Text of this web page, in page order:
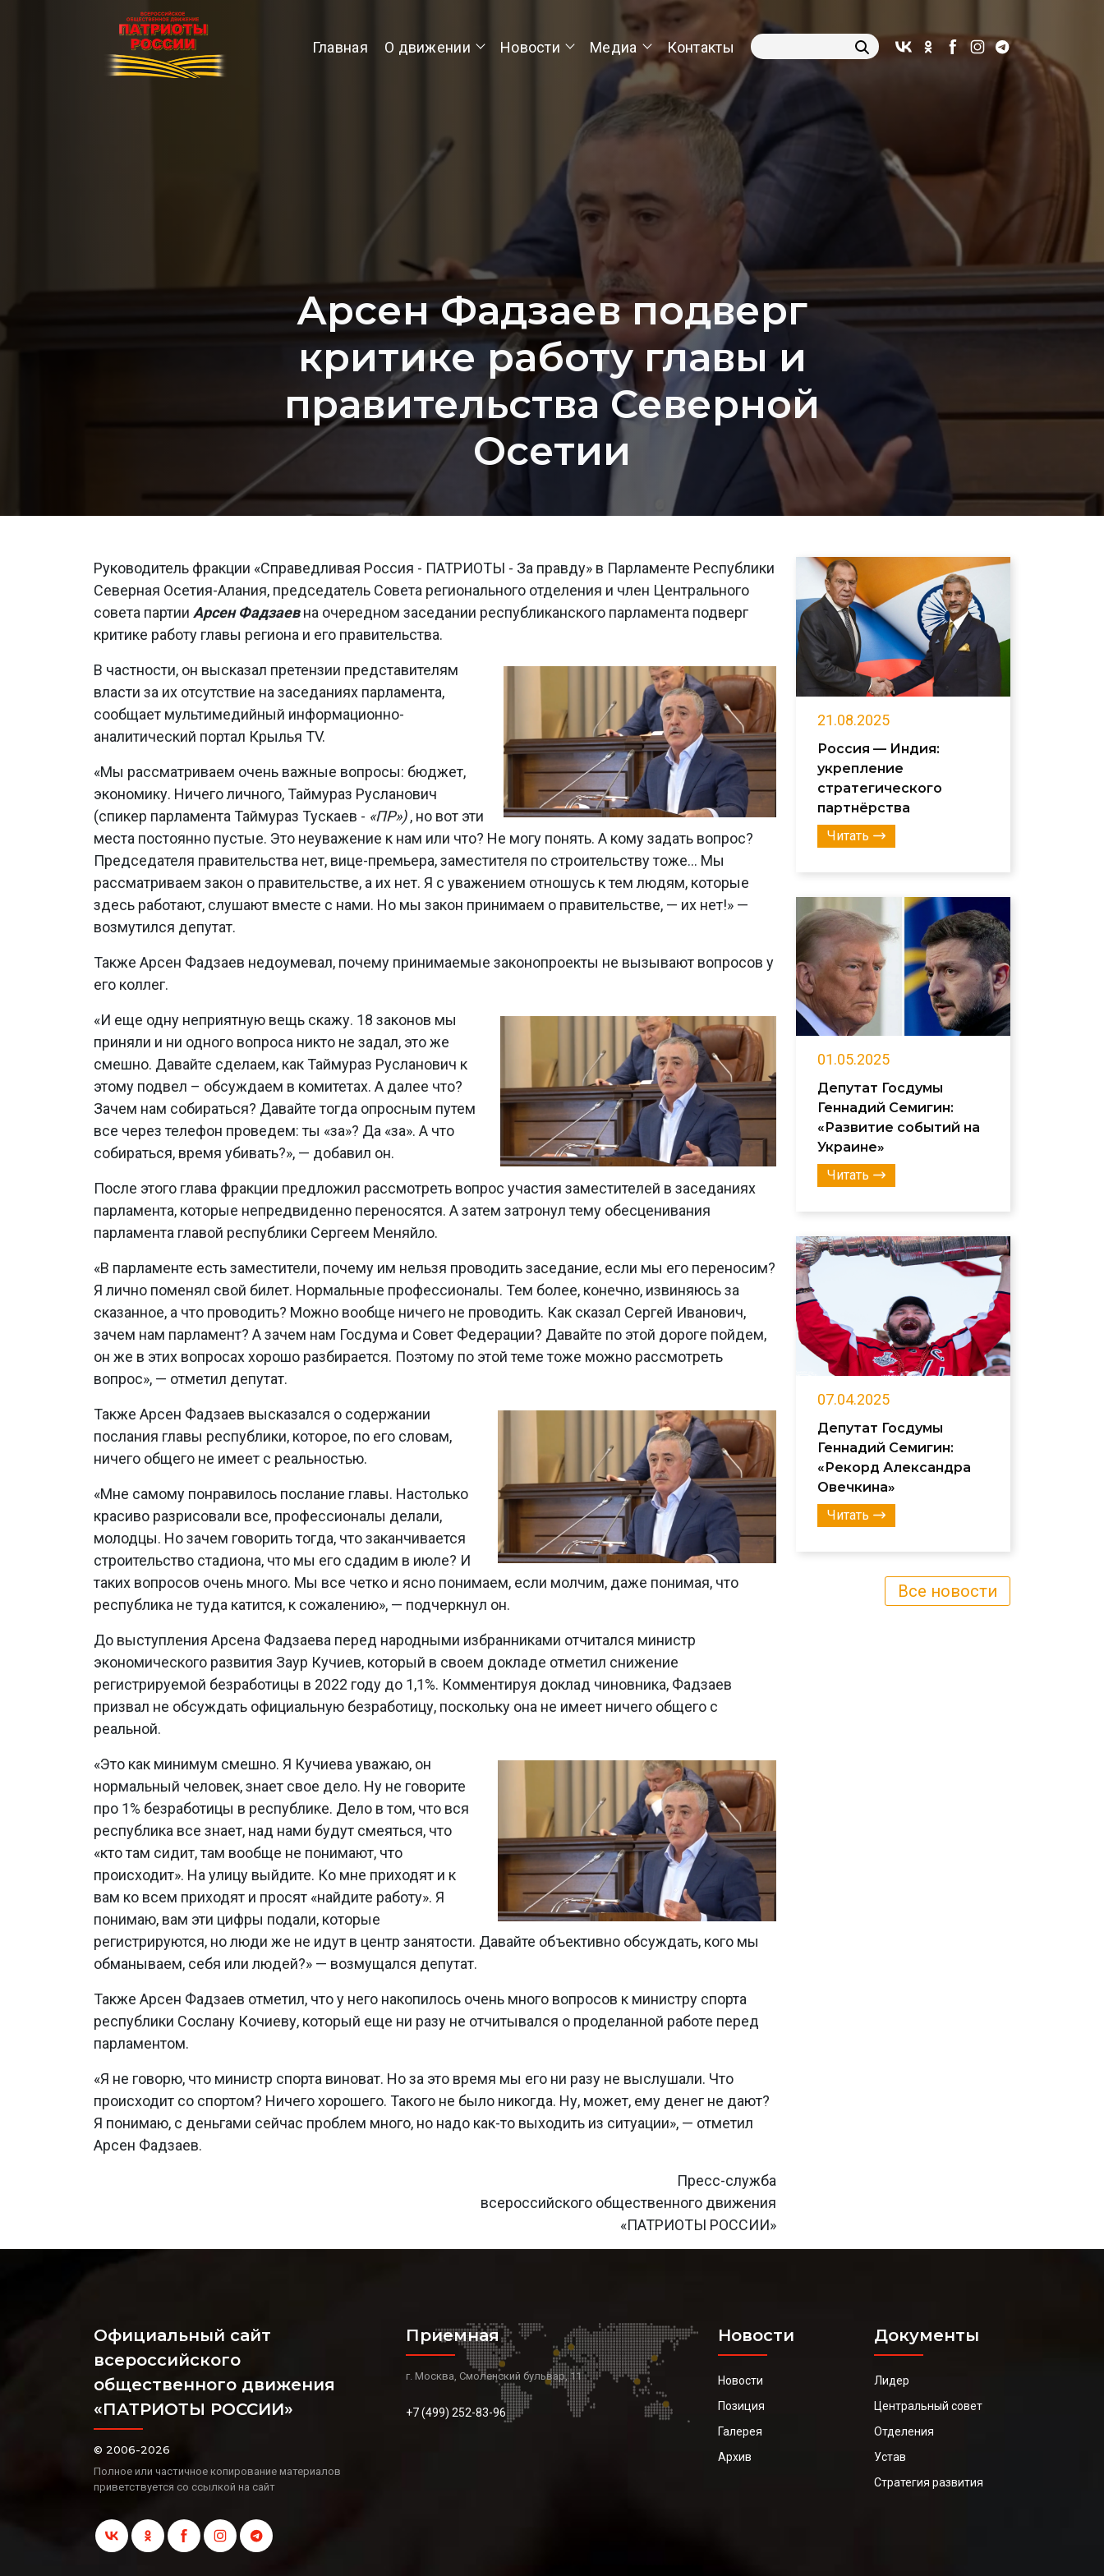
Главная О движении Новости Медиа Контакты
Арсен Фадзаев подверг
критике работу главы и
правительства Северной
Осетии
Руководитель фракции «Справедливая Россия - ПАТРИОТЫ - За правду» в Парламенте Республики
Северная Осетия-Алания, председатель Совета регионального отделения и член Центрального
совета партии Арсен Фадзаев на очередном заседании республиканского парламента подверг
критике работу главы региона и его правительства.
В частности, он высказал претензии представителям
власти за их отсутствие на заседаниях парламента,
сообщает мультимедийный информационно-
аналитический портал Крылья TV.
«Мы рассматриваем очень важные вопросы: бюджет,
экономику. Ничего личного, Таймураз Русланович
(спикер парламента Таймураз Тускаев - «ПР»), но вот эти
места постоянно пустые. Это неуважение к нам или что? Не могу понять. А кому задать вопрос?
Председателя правительства нет, вице-премьера, заместителя по строительству тоже… Мы
рассматриваем закон о правительстве, а их нет. Я с уважением отношусь к тем людям, которые
здесь работают, слушают вместе с нами. Но мы закон принимаем о правительстве, — их нет!» —
возмутился депутат.
Также Арсен Фадзаев недоумевал, почему принимаемые законопроекты не вызывают вопросов у
его коллег.
«И еще одну неприятную вещь скажу. 18 законов мы
приняли и ни одного вопроса никто не задал, это же
смешно. Давайте сделаем, как Таймураз Русланович к
этому подвел – обсуждаем в комитетах. А далее что?
Зачем нам собираться? Давайте тогда опросным путем
все через телефон проведем: ты «за»? Да «за». А что
собираться, время убивать?», — добавил он.
После этого глава фракции предложил рассмотреть вопрос участия заместителей в заседаниях
парламента, которые непредвиденно переносятся. А затем затронул тему обесценивания
парламента главой республики Сергеем Меняйло.
«В парламенте есть заместители, почему им нельзя проводить заседание, если мы его переносим?
Я лично поменял свой билет. Нормальные профессионалы. Тем более, конечно, извиняюсь за
сказанное, а что проводить? Можно вообще ничего не проводить. Как сказал Сергей Иванович,
зачем нам парламент? А зачем нам Госдума и Совет Федерации? Давайте по этой дороге пойдем,
он же в этих вопросах хорошо разбирается. Поэтому по этой теме тоже можно рассмотреть
вопрос», — отметил депутат.
Также Арсен Фадзаев высказался о содержании
послания главы республики, которое, по его словам,
ничего общего не имеет с реальностью.
«Мне самому понравилось послание главы. Настолько
красиво разрисовали все, профессионалы делали,
молодцы. Но зачем говорить тогда, что заканчивается
строительство стадиона, что мы его сдадим в июле? И
таких вопросов очень много. Мы все четко и ясно понимаем, если молчим, даже понимая, что
республика не туда катится, к сожалению», — подчеркнул он.
До выступления Арсена Фадзаева перед народными избранниками отчитался министр
экономического развития Заур Кучиев, который в своем докладе отметил снижение
регистрируемой безработицы в 2022 году до 1,1%. Комментируя доклад чиновника, Фадзаев
призвал не обсуждать официальную безработицу, поскольку она не имеет ничего общего с
реальной.
«Это как минимум смешно. Я Кучиева уважаю, он
нормальный человек, знает свое дело. Ну не говорите
про 1% безработицы в республике. Дело в том, что вся
республика все знает, над нами будут смеяться, что
«кто там сидит, там вообще не понимают, что
происходит». На улицу выйдите. Ко мне приходят и к
вам ко всем приходят и просят «найдите работу». Я
понимаю, вам эти цифры подали, которые
регистрируются, но люди же не идут в центр занятости. Давайте объективно обсуждать, кого мы
обманываем, себя или людей?» — возмущался депутат.
Также Арсен Фадзаев отметил, что у него накопилось очень много вопросов к министру спорта
республики Сослану Кочиеву, который еще ни разу не отчитывался о проделанной работе перед
парламентом.
«Я не говорю, что министр спорта виноват. Но за это время мы его ни разу не выслушали. Что
происходит со спортом? Ничего хорошего. Такого не было никогда. Ну, может, ему денег не дают?
Я понимаю, с деньгами сейчас проблем много, но надо как-то выходить из ситуации», — отметил
Арсен Фадзаев.
Пресс-служба
всероссийского общественного движения
«ПАТРИОТЫ РОССИИ»
21.08.2025
Россия — Индия:
укрепление
стратегического
партнёрства
Читать
01.05.2025
Депутат Госдумы
Геннадий Семигин:
«Развитие событий на
Украине»
Читать
07.04.2025
Депутат Госдумы
Геннадий Семигин:
«Рекорд Александра
Овечкина»
Читать
Все новости
Официальный сайт
всероссийского
общественного движения
«ПАТРИОТЫ РОССИИ»
© 2006-2026
Полное или частичное копирование материалов
приветствуется со ссылкой на сайт
Приемная
г. Москва, Смоленский бульвар, 11
+7 (499) 252-83-96
Новости
Новости
Позиция
Галерея
Архив
Документы
Лидер
Центральный совет
Отделения
Устав
Стратегия развития